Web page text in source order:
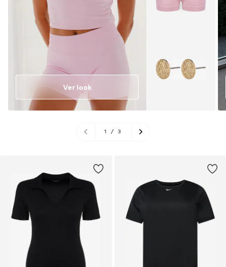
Ver look
1 / 3